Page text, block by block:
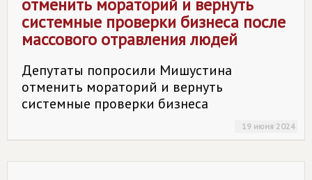
отменить мораторий и вернуть
системные проверки бизнеса после
массового отравления людей
Депутаты попросили Мишустина
отменить мораторий и вернуть
системные проверки бизнеса
19 июня 2024